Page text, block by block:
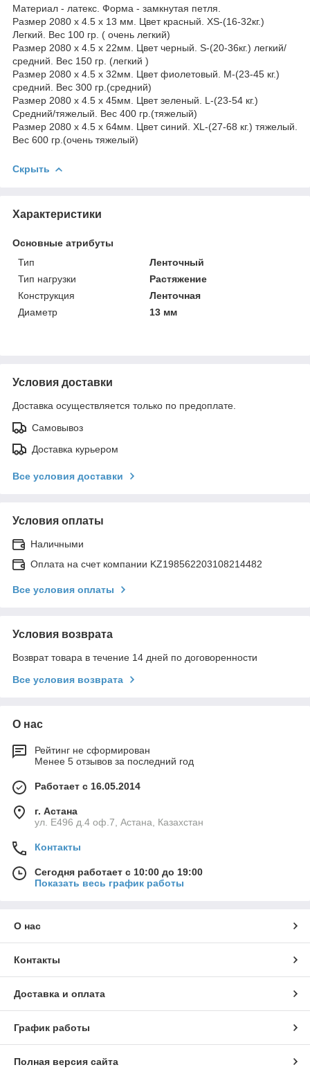
Материал - латекс. Форма - замкнутая петля.
Размер 2080 х 4.5 х 13 мм. Цвет красный. XS-(16-32кг.)
Легкий. Вес 100 гр. ( очень легкий)
Размер 2080 х 4.5 х 22мм. Цвет черный. S-(20-36кг.) легкий/
средний. Вес 150 гр. (легкий )
Размер 2080 х 4.5 х 32мм. Цвет фиолетовый. M-(23-45 кг.)
средний. Вес 300 гр.(средний)
Размер 2080 х 4.5 х 45мм. Цвет зеленый. L-(23-54 кг.)
Средний/тяжелый. Вес 400 гр.(тяжелый)
Размер 2080 х 4.5 х 64мм. Цвет синий. XL-(27-68 кг.) тяжелый.
Вес 600 гр.(очень тяжелый)
Скрыть
Характеристики
Основные атрибуты
Тип
Ленточный
Тип нагрузки
Растяжение
Конструкция
Ленточная
Диаметр
13 мм
Условия доставки
Доставка осуществляется только по предоплате.
Самовывоз
Доставка курьером
Все условия доставки
Условия оплаты
Наличными
Оплата на счет компании KZ198562203108214482
Все условия оплаты
Условия возврата
Возврат товара в течение 14 дней по договоренности
Все условия возврата
О нас
Рейтинг не сформирован
Менее 5 отзывов за последний год
Работает с 16.05.2014
г. Астана
ул. Е496 д.4 оф.7, Астана, Казахстан
Контакты
Сегодня работает с 10:00 до 19:00
Показать весь график работы
О нас
Контакты
Доставка и оплата
График работы
Полная версия сайта